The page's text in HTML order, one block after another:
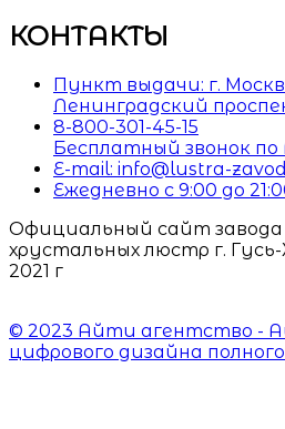
КОНТАКТЫ
Пункт выдачи: г.
Ленинградский
8-800-301-45-15
Бесплатный звонок по
E-mail: info@lustra-
Ежедневно с 9:00 до
Официальный сайт завода
хрустальных люстр г.
2021 г
© 2023 Айти агентство -
цифрового дизайна